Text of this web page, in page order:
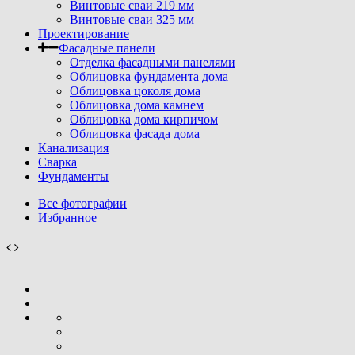
Винтовые сваи 219 мм
Винтовые сваи 325 мм
Проектирование
Фасадные панели
Отделка фасадными панелями
Облицовка фундамента дома
Облицовка цоколя дома
Облицовка дома камнем
Облицовка дома кирпичом
Облицовка фасада дома
Канализация
Сварка
Фундаменты
Все фотографии
Избранное